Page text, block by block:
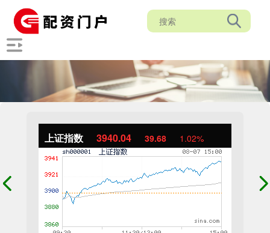
上证指数 3940.04 39.68 1.02%